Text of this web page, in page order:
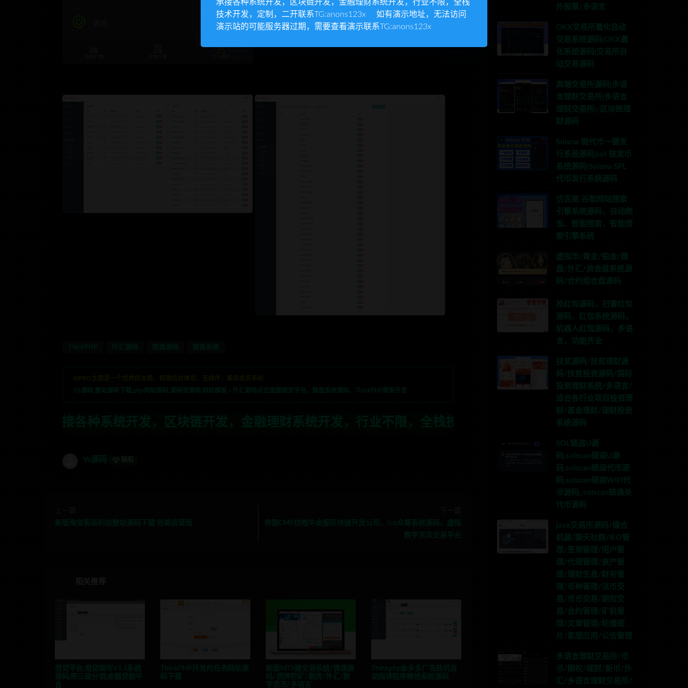
RIPRO主题是一个优秀的主题，极致后台体验，无插件，集成会员系统
YS源码,整站源码下载,php网站源码,源码资源网,网站模板
外汇源码点位盘微期货平台、微盘系统源码、ThinkPHP框架开发
开发，区块链开发，金融理财系统开发，行业不限，全栈技术开发，定制，二开联系TG:anons123x
Ys源码 钻石
外股票/多语言
OKX交易所量化自动
交易系统源码|OKX量
化系统源码|交易所自
动交易源码
高端交易所源码|多语
言理财交易所|多语言
理财交易所|/区块链理
财源码
Solana 链代币一键发
行系统源码|sol 链发币
系统源码|Solana SPL
代币发行系统源码
仿百度,谷歌网站搜索
引擎系统源码，自动爬
虫、智能搜索，智能搜
索引擎系统
虚拟币/黄金/铂金/微
盘/外汇/资金盘系统源
码/合约综合盘源码
抢红包源码，扫雷红包
源码，红包系统源码，
机器人红包源码，多语
言，功能齐全
扶贫源码/扶贫理财源
码/扶贫投资源码/国际
投资理财系统/多语言/
适合各行业项目投资理
财/基金理财/理财投资
系统源码
SOL链盗U源
码,solscan链盗U源
码,solscan链盗代币源
码,solscan链盗WIFI代
币源码,,solscan链通杀
代币源码
java交易所源码/撮合
机器/聊天社群/IEO管
理/签到管理/用户管
理/代理管理/资产管
理/理财生息/财务管
理/币种管理/法币交
易/币币交易/期权交
易/合约管理/矿机管
理/文章管理/轮播图
片/客服应用/公告管理
多语言理财交易所/币
币/期权/理财/新币/外
汇/多语言理财交易所/
承接各种系统开发，区块链开发，金融理财系统开发，行业不限，全栈
技术开发，定制，二开联系TG:anons123x 如有演示地址，无法访问
演示站的可能服务器过期，需要查看演示联系TG:anons123x